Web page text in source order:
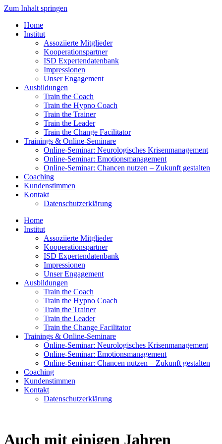
Zum Inhalt springen
Home
Institut
Assoziierte Mitglieder
Kooperationspartner
ISD Expertendatenbank
Impressionen
Unser Engagement
Ausbildungen
Train the Coach
Train the Hypno Coach
Train the Trainer
Train the Leader
Train the Change Facilitator
Trainings & Online-Seminare
Online-Seminar: Neurologisches Krisenmanagement
Online-Seminar: Emotionsmanagement
Online-Seminar: Chancen nutzen – Zukunft gestalten
Coaching
Kundenstimmen
Kontakt
Datenschutzerklärung
Home
Institut
Assoziierte Mitglieder
Kooperationspartner
ISD Expertendatenbank
Impressionen
Unser Engagement
Ausbildungen
Train the Coach
Train the Hypno Coach
Train the Trainer
Train the Leader
Train the Change Facilitator
Trainings & Online-Seminare
Online-Seminar: Neurologisches Krisenmanagement
Online-Seminar: Emotionsmanagement
Online-Seminar: Chancen nutzen – Zukunft gestalten
Coaching
Kundenstimmen
Kontakt
Datenschutzerklärung
Auch mit einigen Jahren